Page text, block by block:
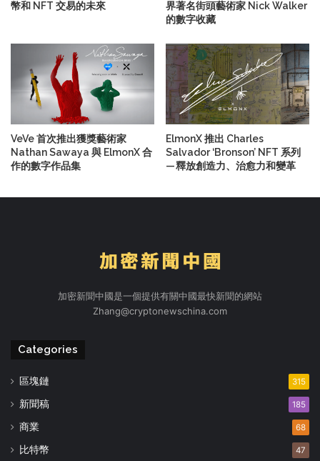
幣和 NFT 交易的未來
界著名街頭藝術家 Nick Walker
的數字收藏
VeVe 首次推出獲獎藝術家
Nathan Sawaya 與 ElmonX 合
作的數字作品集
ElmonX 推出 Charles
Salvador ‘Bronson’ NFT 系列
— 釋放創造力、治愈力和變革
加密新聞中國是一個提供有關中國最快新聞的網站
Zhang@cryptonewschina.com
Categories
區塊鏈 315
新聞稿 185
商業 68
比特幣 47